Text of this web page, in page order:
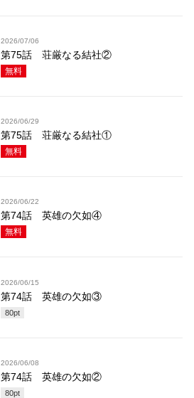
2026/07/06
第75話 荘厳なる結社②
無料
2026/06/29
第75話 荘厳なる結社①
無料
2026/06/22
第74話 英雄の欠如④
無料
2026/06/15
第74話 英雄の欠如③
80pt
2026/06/08
第74話 英雄の欠如②
80pt